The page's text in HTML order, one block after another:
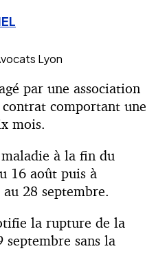
Lyon
par une association
comportant une
mois.
à la fin du
16 août puis à
28 septembre.
la rupture de la
septembre sans la